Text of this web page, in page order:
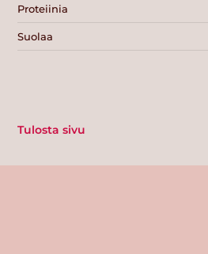
Proteiinia
Suolaa
Tulosta sivu